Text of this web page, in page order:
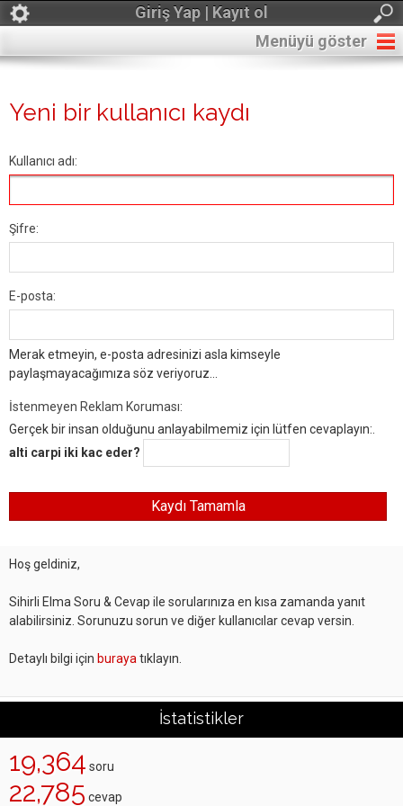
Giriş Yap | Kayıt ol
Menüyü göster
Yeni bir kullanıcı kaydı
Kullanıcı adı:
Şifre:
E-posta:
Merak etmeyin, e-posta adresinizi asla kimseyle
paylaşmayacağımıza söz veriyoruz...
İstenmeyen Reklam Koruması:
Gerçek bir insan olduğunu anlayabilmemiz için lütfen cevaplayın:.
alti carpi iki kac eder?
Hoş geldiniz,
Sihirli Elma Soru & Cevap ile sorularınıza en kısa zamanda yanıt
alabilirsiniz. Sorunuzu sorun ve diğer kullanıcılar cevap versin.
Detaylı bilgi için buraya tıklayın.
İstatistikler
19,364 soru
22,785 cevap